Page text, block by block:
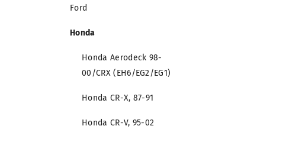
Ford
Honda
Honda Aerodeck 98-
00/CRX (EH6/EG2/EG1)
Honda CR-X, 87-91
Honda CR-V, 95-02